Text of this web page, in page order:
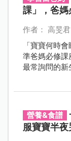
課」，爸媽
作者： 高旻君
「寶寶何時
準爸媽必修課
最常詢問的新
營養&食譜
服寶寶半